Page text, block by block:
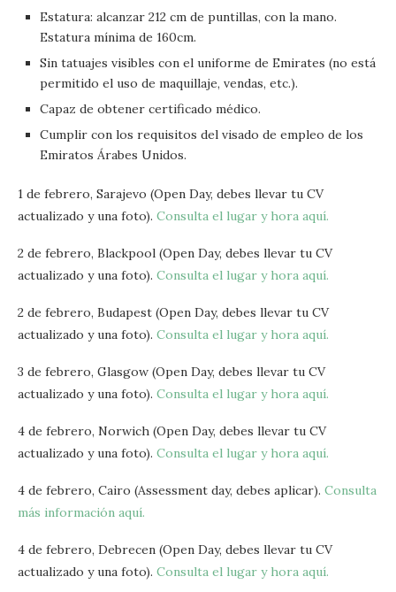
Estatura: alcanzar 212 cm de puntillas, con la mano.
Estatura mínima de 160cm.
Sin tatuajes visibles con el uniforme de Emirates (no está
permitido el uso de maquillaje, vendas, etc.).
Capaz de obtener certificado médico.
Cumplir con los requisitos del visado de empleo de los
Emiratos Árabes Unidos.
1 de febrero, Sarajevo (Open Day, debes llevar tu CV
actualizado y una foto). Consulta el lugar y hora aquí.
2 de febrero, Blackpool (Open Day, debes llevar tu CV
actualizado y una foto). Consulta el lugar y hora aquí.
2 de febrero, Budapest (Open Day, debes llevar tu CV
actualizado y una foto). Consulta el lugar y hora aquí.
3 de febrero, Glasgow (Open Day, debes llevar tu CV
actualizado y una foto). Consulta el lugar y hora aquí.
4 de febrero, Norwich (Open Day, debes llevar tu CV
actualizado y una foto). Consulta el lugar y hora aquí.
4 de febrero, Cairo (Assessment day, debes aplicar). Consulta
más información aquí.
4 de febrero, Debrecen (Open Day, debes llevar tu CV
actualizado y una foto). Consulta el lugar y hora aquí.